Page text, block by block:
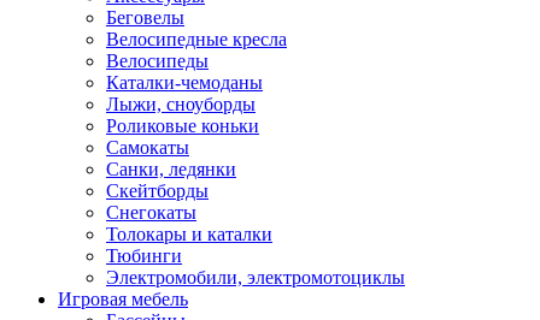
Беговелы
Велосипедные кресла
Велосипеды
Каталки-чемоданы
Лыжи, сноуборды
Роликовые коньки
Самокаты
Санки, ледянки
Скейтборды
Снегокаты
Толокары и каталки
Тюбинги
Электромобили, электромотоциклы
Игровая мебель